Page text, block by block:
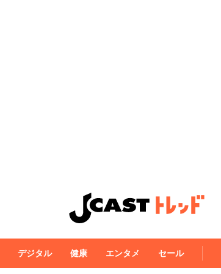
デジタル 健康 エンタメ セール